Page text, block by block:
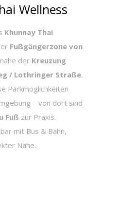
Wellness
Khunnay Thai
Fußgängerzone von
der Kreuzung
/ Lothringer Straße.
Parkmöglichkeiten
– von dort sind
Fuß zur Praxis.
mit Bus & Bahn,
Nähe.